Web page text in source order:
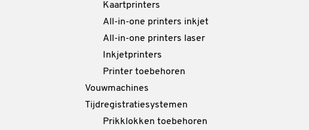
Kaartprinters
All-in-one printers inkjet
All-in-one printers laser
Inkjetprinters
Printer toebehoren
Vouwmachines
Tijdregistratiesystemen
Prikklokken toebehoren